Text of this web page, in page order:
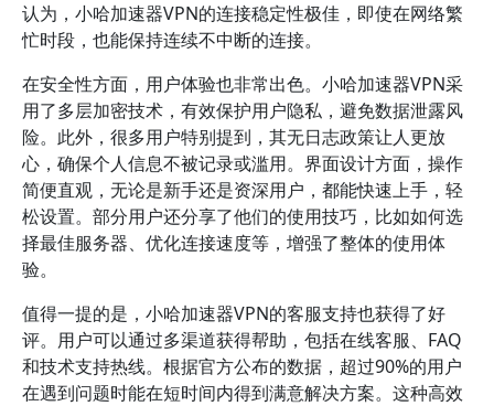
认为，小哈加速器VPN的连接稳定性极佳，即使在网络繁
忙时段，也能保持连续不中断的连接。
在安全性方面，用户体验也非常出色。小哈加速器VPN采
用了多层加密技术，有效保护用户隐私，避免数据泄露风
险。此外，很多用户特别提到，其无日志政策让人更放
心，确保个人信息不被记录或滥用。界面设计方面，操作
简便直观，无论是新手还是资深用户，都能快速上手，轻
松设置。部分用户还分享了他们的使用技巧，比如如何选
择最佳服务器、优化连接速度等，增强了整体的使用体
验。
值得一提的是，小哈加速器VPN的客服支持也获得了好
评。用户可以通过多渠道获得帮助，包括在线客服、FAQ
和技术支持热线。根据官方公布的数据，超过90%的用户
在遇到问题时能在短时间内得到满意解决方案。这种高效